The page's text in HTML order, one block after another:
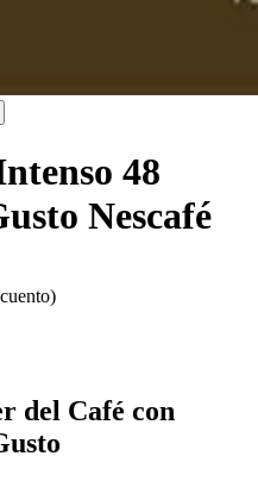
48
Nescafé
del Café con